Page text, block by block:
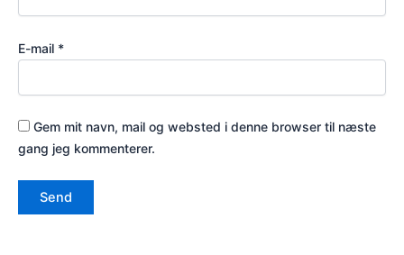
E-mail *
Gem mit navn, mail og websted i denne browser til næste
gang jeg kommenterer.